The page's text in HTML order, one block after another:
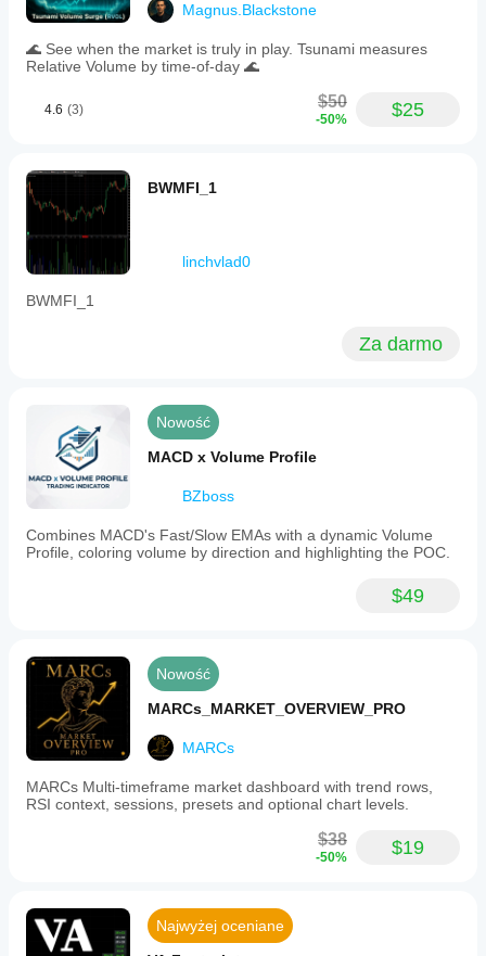
Magnus.Blackstone
🌊 See when the market is truly in play. Tsunami measures
Relative Volume by time-of-day 🌊
4.6 (3) $50
-50% $25
BWMFI_1
linchvlad0
BWMFI_1
Za darmo
Nowość
MACD x Volume Profile
BZboss
Combines MACD's Fast/Slow EMAs with a dynamic Volume
Profile, coloring volume by direction and highlighting the POC.
$49
Nowość
MARCs_MARKET_OVERVIEW_PRO
MARCs
MARCs Multi-timeframe market dashboard with trend rows,
RSI context, sessions, presets and optional chart levels.
$38
-50% $19
Najwyżej oceniane